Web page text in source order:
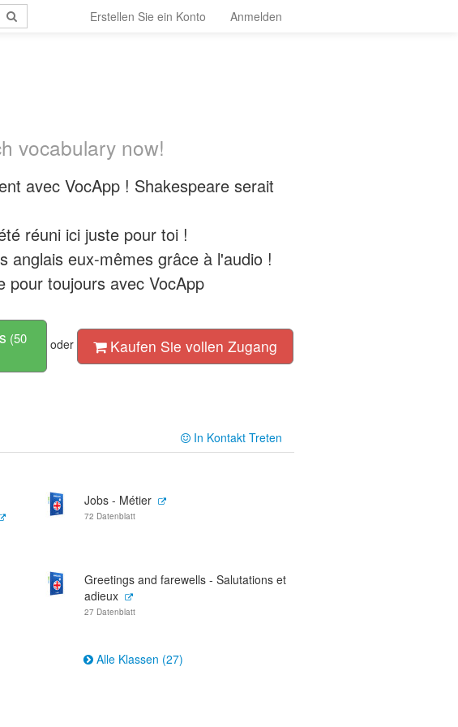
Erstellen Sie ein Konto Anmelden
vocabulary now!
avec VocApp ! Shakespeare serait
réuni ici juste pour toi !
anglais eux-mêmes grâce à l'audio !
pour toujours avec VocApp
(50
oder Kaufen Sie vollen Zugang
In Kontakt Treten
Jobs - Métier
72 Datenblatt
Greetings and farewells - Salutations et
adieux
27 Datenblatt
Alle Klassen (27)